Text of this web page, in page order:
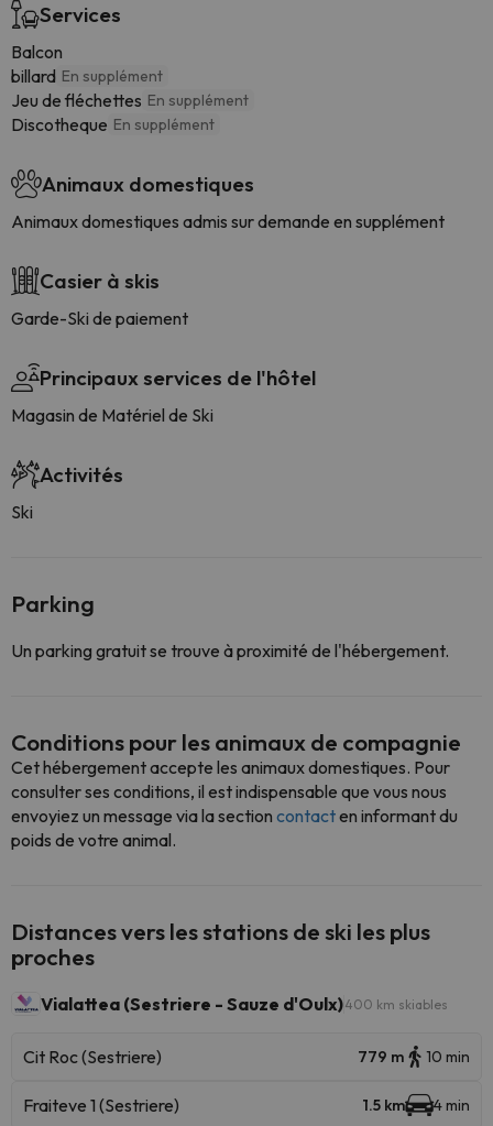
Services
Balcon
billard En supplément
Jeu de fléchettes En supplément
Discotheque En supplément
Animaux domestiques
Animaux domestiques admis sur demande en supplément
Casier à skis
Garde-Ski de paiement
Principaux services de l'hôtel
Magasin de Matériel de Ski
Activités
Ski
Parking
Un parking gratuit se trouve à proximité de l'hébergement.
Conditions pour les animaux de compagnie
Cet hébergement accepte les animaux domestiques. Pour
consulter ses conditions, il est indispensable que vous nous
envoyiez un message via la section contacten informant du
poids de votre animal.
Distances vers les stations de ski les plus
proches
Vialattea (Sestriere - Sauze d'Oulx)400 km skiables
Cit Roc (Sestriere) 779 m 10 min
Fraiteve 1 (Sestriere) 1.5 km 4 min